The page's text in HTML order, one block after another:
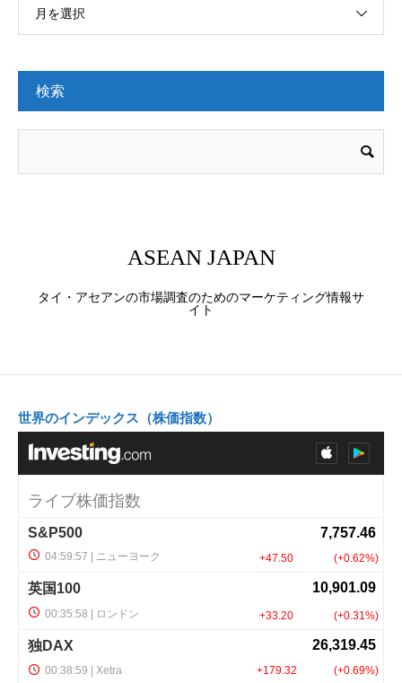
月を選択
検索
ASEAN JAPAN
タイ・アセアンの市場調査のためのマーケティング情報サ
イト
世界のインデックス（株価指数）